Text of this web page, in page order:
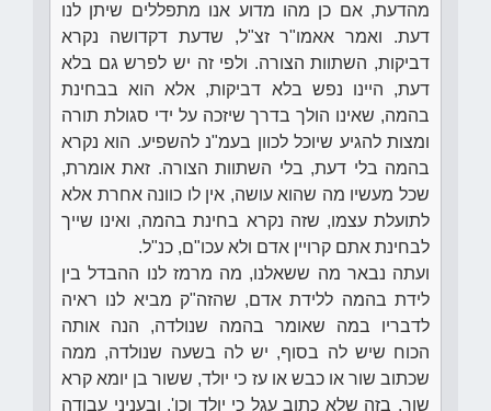
מהדעת, אם כן מהו מדוע אנו מתפללים שיתן לנו
דעת. ואמר אאמו"ר זצ"ל, שדעת דקדושה נקרא
דביקות, השתוות הצורה. ולפי זה יש לפרש גם בלא
דעת, היינו נפש בלא דביקות, אלא הוא בבחינת
בהמה, שאינו הולך בדרך שיזכה על ידי סגולת תורה
ומצות להגיע שיוכל לכוון בעמ"נ להשפיע. הוא נקרא
בהמה בלי דעת, בלי השתוות הצורה. זאת אומרת,
שכל מעשיו מה שהוא עושה, אין לו כוונה אחרת אלא
לתועלת עצמו, שזה נקרא בחינת בהמה, ואינו שייך
לבחינת אתם קרויין אדם ולא עכו"ם, כנ"ל.
ועתה נבאר מה ששאלנו, מה מרמז לנו ההבדל בין
לידת בהמה ללידת אדם, שהזה"ק מביא לנו ראיה
לדבריו במה שאומר בהמה שנולדה, הנה אותה
הכוח שיש לה בסוף, יש לה בשעה שנולדה, ממה
שכתוב שור או כבש או עז כי יולד, ששור בן יומא קרא
שור, בזה שלא כתוב עגל כי יולד וכו'. ובעניני עבודה